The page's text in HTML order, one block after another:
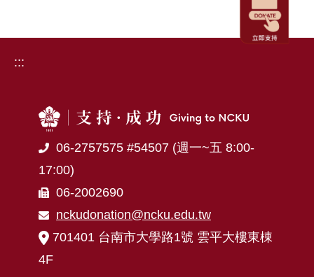
:::
06-2757575 #54507 (週一~五 8:00-
17:00)
06-2002690
nckudonation@ncku.edu.tw
701401 台南市大學路1號 雲平大樓東棟
4F